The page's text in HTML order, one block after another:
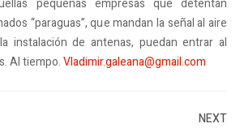
pequeñas empresas que detentan
“paraguas”, que mandan la señal al aire
instalación de antenas, puedan entrar al
Al tiempo.Vladimir.galeana@gmail.com
NEXT